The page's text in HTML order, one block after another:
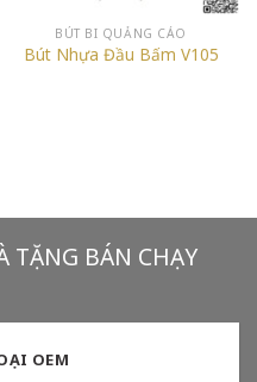
BÚT BI QUẢNG CÁO
Bút Nhựa Đầu Bấm V105
TẶNG BÁN CHẠY
OEM